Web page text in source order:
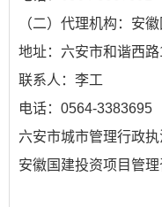
（二）代理机构：安
地址：六安市和谐西路
联系人：李工
电话：0564-3383695
六安市城市管理行政执
安徽国建投资项目管